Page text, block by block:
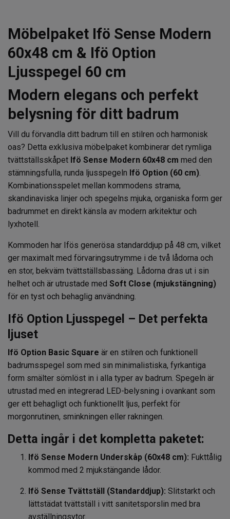
Möbelpaket Ifö Sense Modern
60x48 cm & Ifö Option
Ljusspegel 60 cm
Modern elegans och perfekt
belysning för ditt badrum
Vill du förvandla ditt badrum till en stilren och harmonisk
oas? Detta exklusiva möbelpaket kombinerar det rymliga
tvättställsskåpet Ifö Sense Modern 60x48 cm med den
stämningsfulla, runda ljusspegeln Ifö Option (60 cm).
Kombinationsspelet mellan kommodens strama,
skandinaviska linjer och spegelns mjuka, organiska form ger
badrummet en direkt känsla av modern arkitektur och
lyxhotell.
Kommoden har Ifös generösa standarddjup på 48 cm, vilket
ger maximalt med förvaringsutrymme i de två lådorna och
en stor, bekväm tvättställsbassäng. Lådorna dras ut i sin
helhet och är utrustade med Soft Close (mjukstängning)
för en tyst och behaglig användning.
Ifö Option Ljusspegel – Det perfekta
ljuset
Ifö Option Basic Square är en stilren och funktionell
badrumsspegel som med sin minimalistiska, fyrkantiga
form smälter sömlöst in i alla typer av badrum. Spegeln är
utrustad med en integrerad LED-belysning i ovankant som
ger ett behagligt och funktionellt ljus, perfekt för
morgonrutinen, sminkningen eller rakningen.
Detta ingår i det kompletta paketet:
Ifö Sense Modern Underskåp (60x48 cm): Fukttålig
kommod med 2 mjukstängande lådor.
Ifö Sense Tvättställ (Standarddjup): Slitstarkt och
lättstädat tvättställ i vitt sanitetsporslin med bra
avställningsytor.